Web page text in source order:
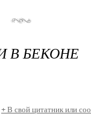
В БЕКОНЕ
+ В свой цитатник или